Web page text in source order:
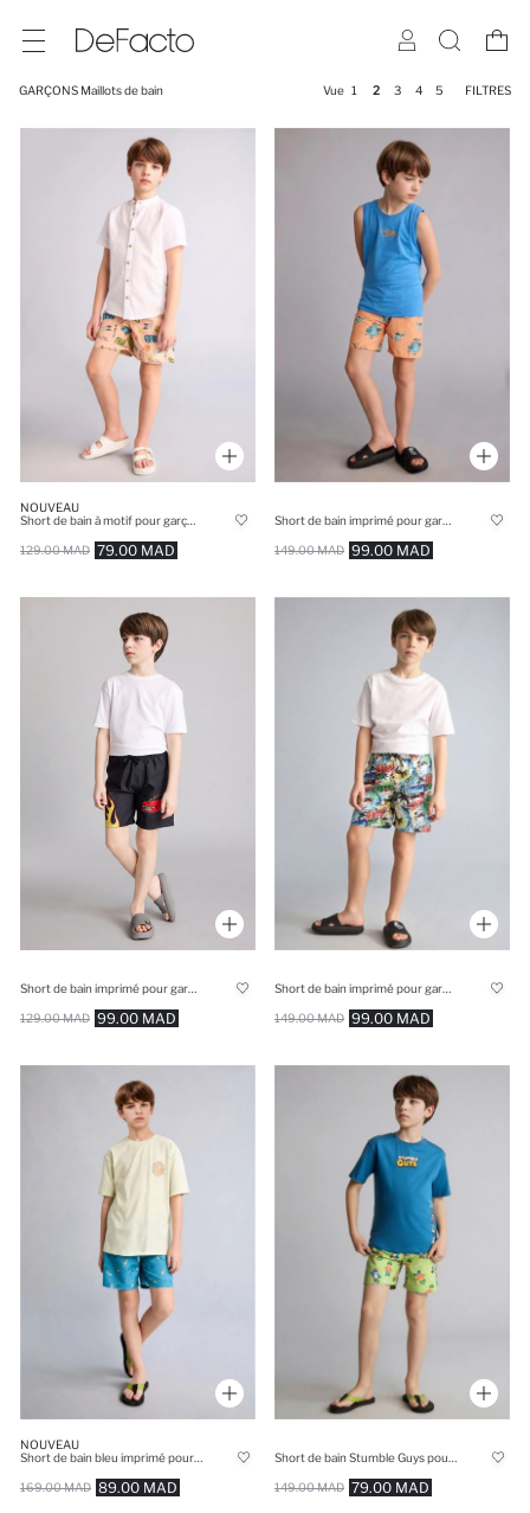
GARÇONS Maillots de bain Vue 1 2 3 4 5 FILTRES
NOUVEAU
79.00 MAD
129.00 MAD 99.00 MAD
149.00 MAD
99.00 MAD
129.00 MAD 99.00 MAD
149.00 MAD
NOUVEAU
89.00 MAD
169.00 MAD 79.00 MAD
149.00 MAD